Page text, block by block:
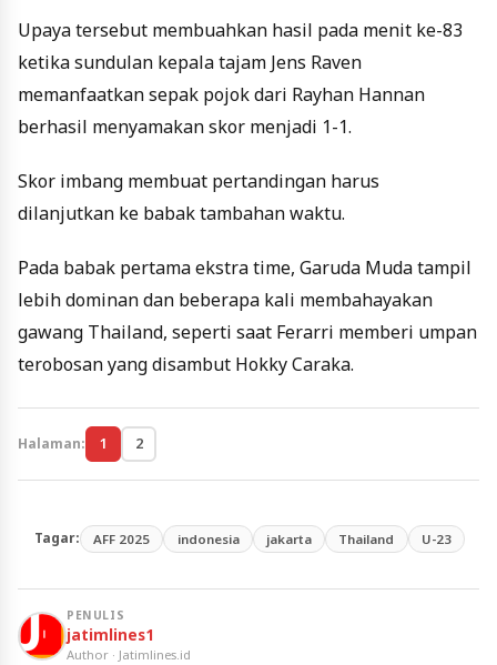
Upaya tersebut membuahkan hasil pada menit ke-83
ketika sundulan kepala tajam Jens Raven
memanfaatkan sepak pojok dari Rayhan Hannan
berhasil menyamakan skor menjadi 1-1.
Skor imbang membuat pertandingan harus
dilanjutkan ke babak tambahan waktu.
Pada babak pertama ekstra time, Garuda Muda tampil
lebih dominan dan beberapa kali membahayakan
gawang Thailand, seperti saat Ferarri memberi umpan
terobosan yang disambut Hokky Caraka.
Halaman: 1 2
Tagar: AFF 2025 indonesia jakarta Thailand U-23
PENULIS
jatimlines1
Author · Jatimlines.id